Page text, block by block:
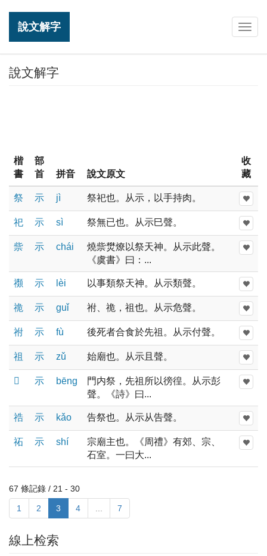
說文解字
說文解字
楷
書
部
首
拼音 說文原文
收
藏
祭 示 jì 祭祀也。从示，以手持肉。
祀 示 sì 祭無已也。从示巳聲。
祡 示 chái
燒祡燓燎以祭天神。从示此聲。
《虞書》曰：...
禷 示 lèi 以事類祭天神。从示類聲。
祪 示 ɡuǐ 祔、祪，祖也。从示危聲。
祔 示 fù 後死者合食於先祖。从示付聲。
祖 示 zǔ 始廟也。从示且聲。
𥛱 示 bēnɡ
門内祭，先祖所以徬徨。从示彭
聲。《詩》曰...
祰 示 kǎo 告祭也。从示从告聲。
祏 示 shí
宗廟主也。《周禮》有郊、宗、
石室。一曰大...
67 條記錄 / 21 - 30
1 2 3 4 7
線上检索